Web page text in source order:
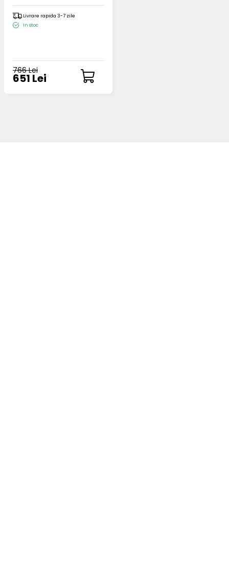
Livrare rapida 3-7 zile
In stoc
766 Lei
651 Lei